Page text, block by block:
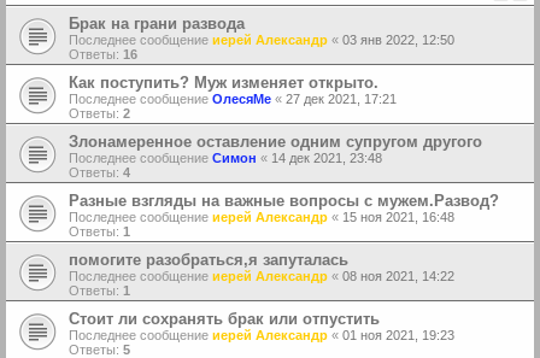
Брак на грани развода
Последнее сообщение иерей Александр « 03 янв 2022, 12:50
Ответы: 16
Как поступить? Муж изменяет открыто.
Последнее сообщение ОлесяМе « 27 дек 2021, 17:21
Ответы: 2
Злонамеренное оставление одним супругом другого
Последнее сообщение Симон « 14 дек 2021, 23:48
Ответы: 4
Разные взгляды на важные вопросы с мужем.Развод?
Последнее сообщение иерей Александр « 15 ноя 2021, 16:48
Ответы: 1
помогите разобраться,я запуталась
Последнее сообщение иерей Александр « 08 ноя 2021, 14:22
Ответы: 1
Стоит ли сохранять брак или отпустить
Последнее сообщение иерей Александр « 01 ноя 2021, 19:23
Ответы: 5